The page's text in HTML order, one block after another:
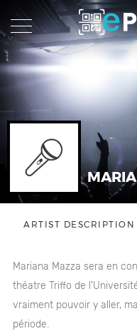
ARTIST DESCRIPTION
Mariana Mazza sera en
théatre Triffo de
vraiment pouvoir y aller,
période.